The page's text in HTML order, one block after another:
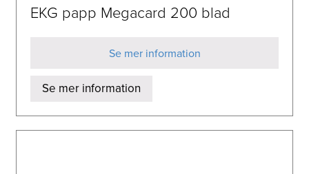
EKG papp Megacard 200 blad
Se mer information
Se mer information